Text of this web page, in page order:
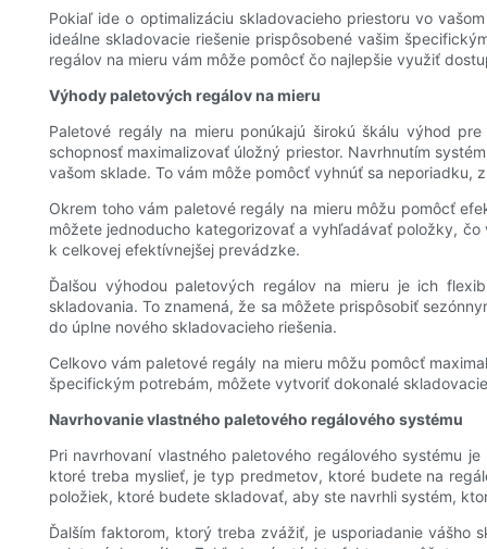
Pokiaľ ide o optimalizáciu skladovacieho priestoru vo
ideálne skladovacie riešenie prispôsobené vašim
regálov na mieru vám môže pomôcť čo najlepšie využiť
Výhody paletových regálov na mieru
Paletové regály na mieru ponúkajú širokú škálu výhod
schopnosť maximalizovať úložný priestor. Navrhnutím
vašom sklade. To vám môže pomôcť vyhnúť sa neporiadku,
Okrem toho vám paletové regály na mieru môžu pomôcť
môžete jednoducho kategorizovať a vyhľadávať položky,
k celkovej efektívnejšej prevádzke.
Ďalšou výhodou paletových regálov na mieru je ich
skladovania. To znamená, že sa môžete prispôsobiť
do úplne nového skladovacieho riešenia.
Celkovo vám paletové regály na mieru môžu pomôcť
špecifickým potrebám, môžete vytvoriť dokonalé
Navrhovanie vlastného paletového regálového systému
Pri navrhovaní vlastného paletového regálového systému
ktoré treba myslieť, je typ predmetov, ktoré budete na
položiek, ktoré budete skladovať, aby ste navrhli systém,
Ďalším faktorom, ktorý treba zvážiť, je usporiadanie vášho